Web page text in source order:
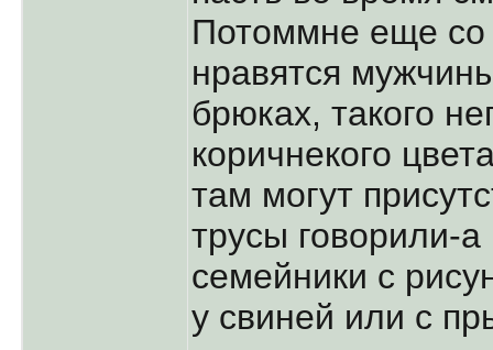
Потоммне еще
нравятся
брюках, такого
коричнекого
там могут
трусы говорили-а
семейники с
у свиней или с